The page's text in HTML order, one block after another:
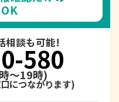
相談も可能!
580
～19時)